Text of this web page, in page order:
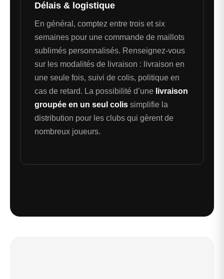
Délais & logistique
En général, comptez entre trois et six
semaines pour une commande de maillots
sublimés personnalisés. Renseignez-vous
sur les modalités de livraison : livraison en
une seule fois, suivi de colis, politique en
cas de retard. La possibilité d’une livraison
groupée en un seul colis simplifie la
distribution pour les clubs qui gèrent de
nombreux joueurs.